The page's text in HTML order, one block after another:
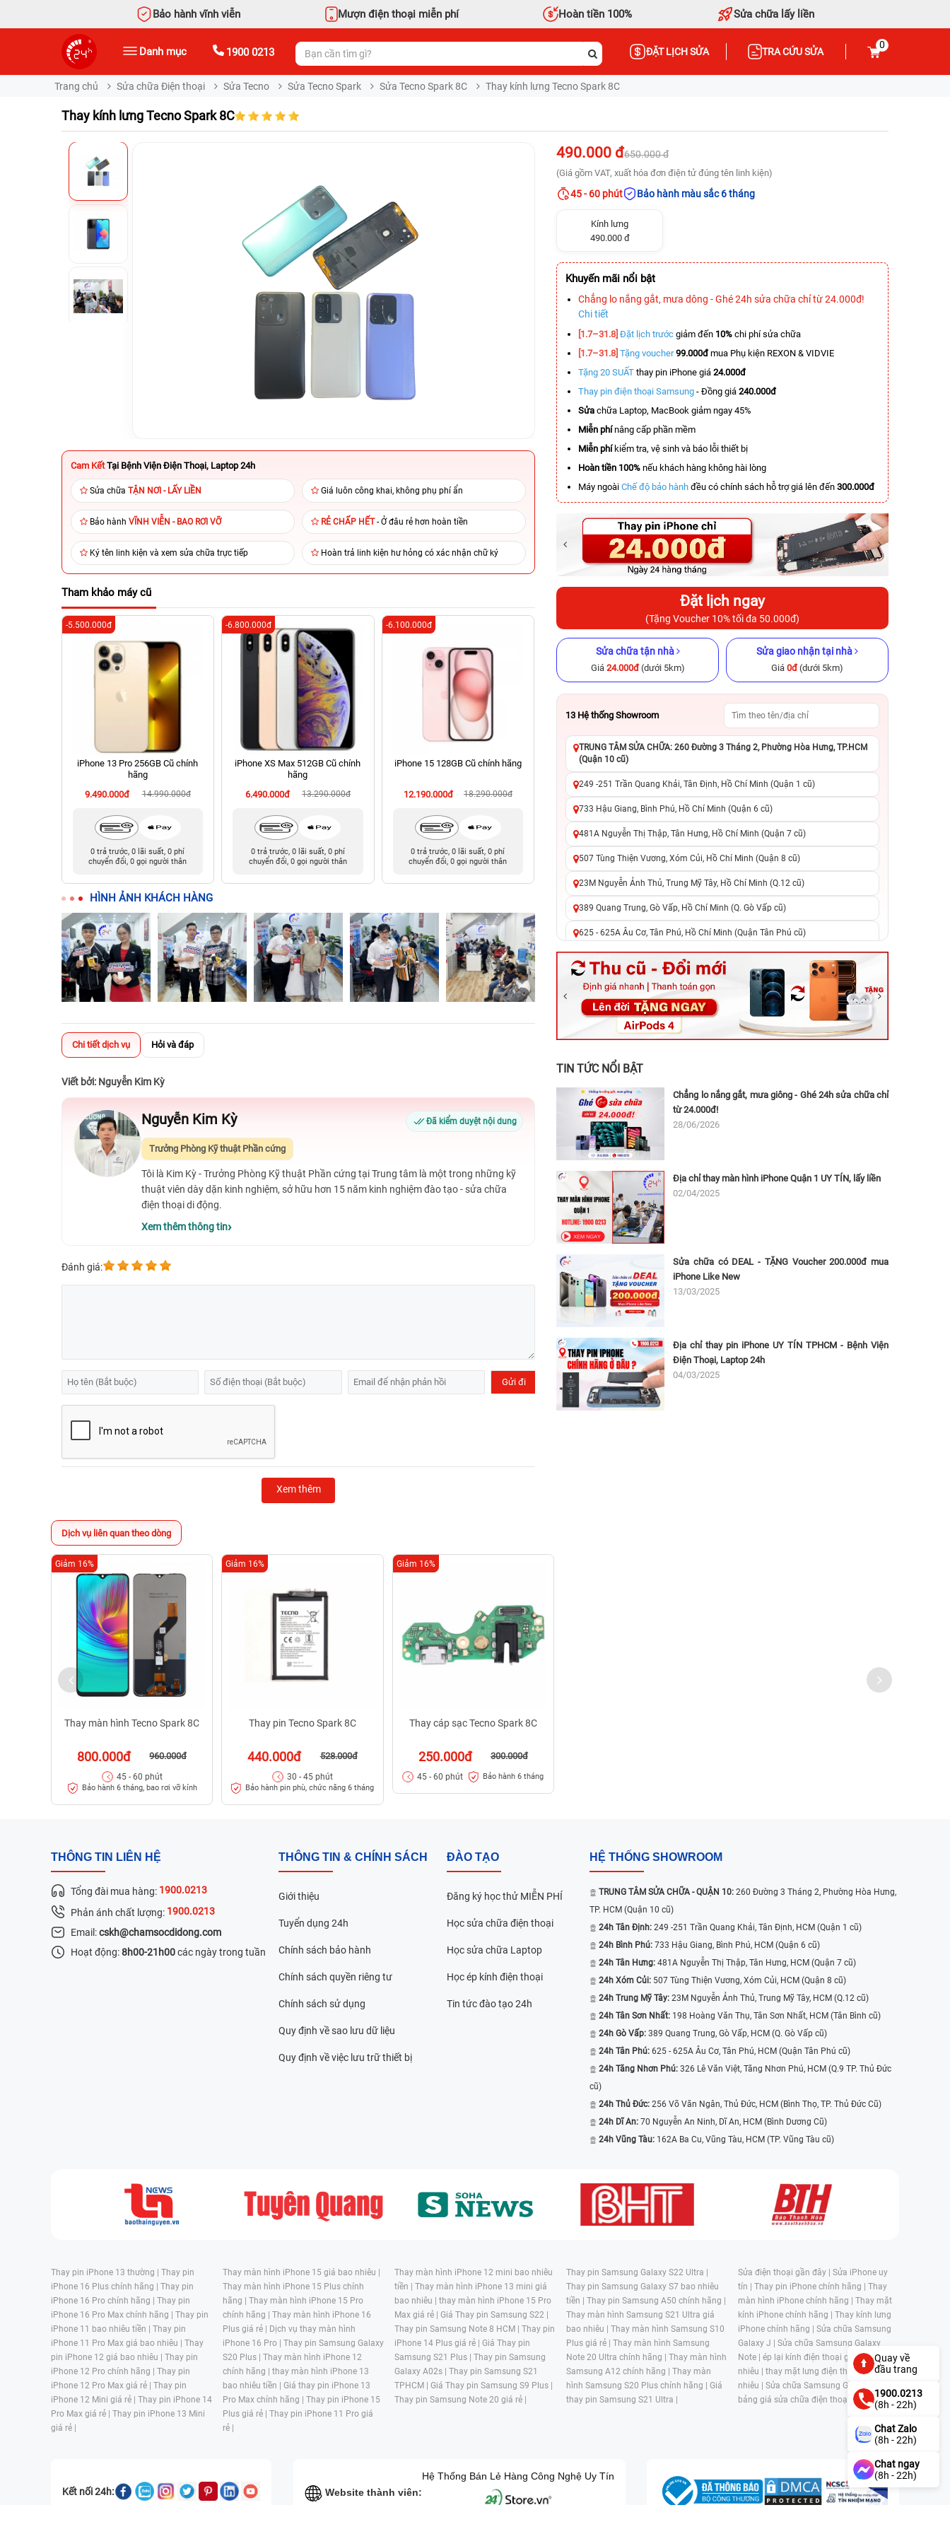
Bảo hành vĩnh viễn Mượn điện thoại miễn phí Hoàn tiền 100% Sửa chữa lấy liền
Danh mục 1900 0213 ĐẶT LỊCH SỬA TRA CỨU SỬA
0
Trang chủ Sửa chữa Điện thoại Sửa Tecno Sửa Tecno Spark Sửa Tecno Spark 8C Thay kính lưng Tecno Spark 8C
Thay kính lưng Tecno Spark 8C
Cam Kết Tại Bệnh Viện Điện Thoại, Laptop 24h
Sửa chữa TẬN NƠI - LẤY LIỀN Giá luôn công khai, không phụ phí ẩn
Bảo hành VĨNH VIỄN - BAO RƠI VỠ RẺ CHẤP HẾT- Ở đâu rẻ hơn hoàn tiền
Ký tên linh kiện và xem sửa chữa trực tiếp Hoàn trả linh kiện hư hỏng có xác nhận chữ ký
Tham khảo máy cũ
iPhone 13 Pro 256GB Cũ chính
hãng
9.490.000đ
14.990.000đ
-5.500.000đ
0 trả trước, 0 lãi suất, 0 phí
chuyển đổi, 0 gọi người thân
iPhone XS Max 512GB Cũ chính
hãng
6.490.000đ
13.290.000đ
-6.800.000đ
0 trả trước, 0 lãi suất, 0 phí
chuyển đổi, 0 gọi người thân
iPhone 15 128GB Cũ chính hãng
12.190.000đ 18.290.000đ
-6.100.000đ
0 trả trước, 0 lãi suất, 0 phí
chuyển đổi, 0 gọi người thân
iPhone 8 Plus 64GB Cũ chính
hãng
2.590.000đ
8.290.000đ
-5.700.000đ
chuyển đổi, 0 gọi người thân
14.790.000đ 22.490.000đ
-7.700.000đ
chuyển đổi, 0 gọi người thân
-5.900.000đ
HÌNH ẢNH KHÁCH HÀNG
Chi tiết dịch vụ Hỏi và đáp
Viết bởi: Nguyễn Kim Kỳ
Nguyễn Kim Kỳ Đã kiểm duyệt nội dung
Trưởng Phòng Kỹ thuật Phần cứng
Tôi là Kim Kỳ - Trưởng Phòng Kỹ thuật Phần cứng tại Trung tâm là một trong những kỹ
thuật viên dày dặn kinh nghiệm, sở hữu hơn 15 năm kinh nghiệm đào tạo - sửa chữa
điện thoại di động.
Xem thêm thông tin
Đánh giá:
Xem thêm
490.000 đ650.000 đ
(Giá gồm VAT, xuất hóa đơn điện tử đúng tên linh kiện)
45 - 60 phút Bảo hành màu sắc 6 tháng
Kính lưng
490.000 đ
Khuyến mãi nổi bật
Chẳng lo nắng gắt, mưa dông - Ghé 24h sửa chữa chỉ từ 24.000đ!
Chi tiết
[1.7–31.8] Đặt lịch trước giảm đến 10% chi phí sửa chữa
[1.7–31.8] Tặng voucher 99.000đmua Phụ kiện REXON & VIDVIE
Tặng 20 SUẤT thay pin iPhone giá 24.000đ
Thay pin điện thoại Samsung - Đồng giá 240.000đ
Sửa chữa Laptop, MacBook giảm ngay 45%
Miễn phínâng cấp phần mềm
Miễn phíkiểm tra, vệ sinh và báo lỗi thiết bị
Hoàn tiền 100% nếu khách hàng không hài lòng
Máy ngoài Chế độ bảo hành đều có chính sách hỗ trợ giá lên đến 300.000đ
Đặt lịch ngay
(Tặng Voucher 10% tối đa 50.000đ)
Sửa chữa tận nhà
Giá 24.000đ(dưới 5km)
Sửa giao nhận tại nhà
Giá 0đ(dưới 5km)
13 Hệ thống Showroom
TRUNG TÂM SỬA CHỮA: 260 Đường 3 Tháng 2, Phường Hòa Hưng, TP.HCM
(Quận 10 cũ)
249 -251 Trần Quang Khải, Tân Định, Hồ Chí Minh (Quận 1 cũ)
733 Hậu Giang, Bình Phú, Hồ Chí Minh (Quận 6 cũ)
481A Nguyễn Thị Thập, Tân Hưng, Hồ Chí Minh (Quận 7 cũ)
507 Tùng Thiện Vương, Xóm Củi, Hồ Chí Minh (Quận 8 cũ)
23M Nguyễn Ảnh Thủ, Trung Mỹ Tây, Hồ Chí Minh (Q.12 cũ)
389 Quang Trung, Gò Vấp, Hồ Chí Minh (Q. Gò Vấp cũ)
625 - 625A Âu Cơ, Tân Phú, Hồ Chí Minh (Quận Tân Phú cũ)
326 Lê Văn Việt, Tăng Nhơn Phú, Hồ Chí Minh (Q.9 TP. Thủ Đức cũ)
256 Võ Văn Ngân, Thủ Đức, Hồ Chí Minh (Bình Thọ, TP. Thủ Đức Cũ)
70 Nguyễn An Ninh, Dĩ An, Hồ Chí Minh (Bình Dương Cũ)
24h Vũng Tàu: 162A Ba Cu, Vũng Tàu, Hồ Chí Minh (TP. Vũng Tàu cũ)
TIN TỨC NỔI BẬT
Chẳng lo nắng gắt, mưa giông - Ghé 24h sửa chữa chỉ
từ 24.000đ!
28/06/2026
Địa chỉ thay màn hình iPhone Quận 1 UY TÍN, lấy liền
02/04/2025
Sửa chữa có DEAL - TẶNG Voucher 200.000đ mua
iPhone Like New
13/03/2025
Địa chỉ thay pin iPhone UY TÍN TPHCM - Bệnh Viện
Điện Thoại, Laptop 24h
04/03/2025
Dịch vụ liên quan theo dòng
Thay màn hình Tecno Spark 8C
800.000đ 960.000đ
Giảm 16%
45 - 60 phút
Bảo hành 6 tháng, bao rơi vỡ kính
Thay pin Tecno Spark 8C
440.000đ 528.000đ
Giảm 16%
30 - 45 phút
Bảo hành pin phù, chức năng 6 tháng
Thay cáp sạc Tecno Spark 8C
250.000đ 300.000đ
Giảm 16%
45 - 60 phút Bảo hành 6 tháng
THÔNG TIN LIÊN HỆ
Tổng đài mua hàng: 1900.0213
Phản ánh chất lượng: 1900.0213
Email:cskh@chamsocdidong.com
Hoạt động:8h00-21h00các ngày trong tuần
THÔNG TIN & CHÍNH SÁCH
Giới thiệu
Tuyển dụng 24h
Chính sách bảo hành
Chính sách quyền riêng tư
Chính sách sử dụng
Quy định về sao lưu dữ liệu
Quy định về việc lưu trữ thiết bị
ĐÀO TẠO
Đăng ký học thử MIỄN PHÍ
Học sửa chữa điện thoại
Học sửa chữa Laptop
Học ép kính điện thoại
Tin tức đào tạo 24h
HỆ THỐNG SHOWROOM
TRUNG TÂM SỬA CHỮA - QUẬN 10: 260 Đường 3 Tháng 2, Phường Hòa Hưng,
TP. HCM (Quận 10 cũ)
24h Tân Định: 249 -251 Trần Quang Khải, Tân Định, HCM (Quận 1 cũ)
24h Bình Phú: 733 Hậu Giang, Bình Phú, HCM (Quận 6 cũ)
24h Tân Hưng: 481A Nguyễn Thị Thập, Tân Hưng, HCM (Quận 7 cũ)
24h Xóm Củi: 507 Tùng Thiện Vương, Xóm Củi, HCM (Quận 8 cũ)
24h Trung Mỹ Tây: 23M Nguyễn Ảnh Thủ, Trung Mỹ Tây, HCM (Q.12 cũ)
24h Tân Sơn Nhất: 198 Hoàng Văn Thụ, Tân Sơn Nhất, HCM (Tân Bình cũ)
24h Gò Vấp: 389 Quang Trung, Gò Vấp, HCM (Q. Gò Vấp cũ)
24h Tân Phú: 625 - 625A Âu Cơ, Tân Phú, HCM (Quận Tân Phú cũ)
24h Tăng Nhơn Phú: 326 Lê Văn Việt, Tăng Nhơn Phú, HCM (Q.9 TP. Thủ Đức
cũ)
24h Thủ Đức: 256 Võ Văn Ngân, Thủ Đức, HCM (Bình Thọ, TP. Thủ Đức Cũ)
24h Dĩ An: 70 Nguyễn An Ninh, Dĩ An, HCM (Bình Dương Cũ)
24h Vũng Tàu: 162A Ba Cu, Vũng Tàu, HCM (TP. Vũng Tàu cũ)
Thay pin iPhone 13 thường | Thay pin
iPhone 16 Plus chính hãng | Thay pin
iPhone 16 Pro chính hãng | Thay pin
iPhone 16 Pro Max chính hãng | Thay pin
iPhone 11 bao nhiêu tiền | Thay pin
iPhone 11 Pro Max giá bao nhiêu | Thay
pin iPhone 12 giá bao nhiêu | Thay pin
iPhone 12 Pro chính hãng | Thay pin
iPhone 12 Pro Max giá rẻ | Thay pin
iPhone 12 Mini giá rẻ | Thay pin iPhone 14
Pro Max giá rẻ | Thay pin iPhone 13 Mini
giá rẻ |
Thay màn hình iPhone 15 giá bao nhiêu |
Thay màn hình iPhone 15 Plus chính
hãng | Thay màn hình iPhone 15 Pro
chính hãng | Thay màn hình iPhone 16
Plus giá rẻ | Dịch vụ thay màn hình
iPhone 16 Pro | Thay pin Samsung Galaxy
S20 Plus | Thay màn hình iPhone 12
chính hãng | thay màn hình iPhone 13
bao nhiêu tiền | Giá thay pin iPhone 13
Pro Max chính hãng | Thay pin iPhone 15
Plus giá rẻ | Thay pin iPhone 11 Pro giá
rẻ |
Thay màn hình iPhone 12 mini bao nhiêu
tiền | Thay màn hình iPhone 13 mini giá
bao nhiêu | thay màn hình iPhone 15 Pro
Max giá rẻ | Giá Thay pin Samsung S22 |
Thay pin Samsung Note 8 HCM | Thay pin
iPhone 14 Plus giá rẻ | Giá Thay pin
Samsung S21 Plus | Thay pin Samsung
Galaxy A02s | Thay pin Samsung S21
TPHCM | Giá Thay pin Samsung S9 Plus |
Thay pin Samsung Note 20 giá rẻ |
Thay pin Samsung Galaxy S22 Ultra |
Thay pin Samsung Galaxy S7 bao nhiêu
tiền | Thay pin Samsung A50 chính hãng |
Thay màn hình Samsung S21 Ultra giá
bao nhiêu | Thay màn hình Samsung S10
Plus giá rẻ | Thay màn hình Samsung
Note 20 Ultra chính hãng | Thay màn hình
Samsung A12 chính hãng | Thay màn
hình Samsung S20 Plus chính hãng | Giá
thay pin Samsung S21 Ultra |
Sửa điện thoại gần đây | Sửa iPhone uy
tín | Thay pin iPhone chính hãng | Thay
màn hình iPhone chính hãng | Thay mặt
kính iPhone chính hãng | Thay kính lưng
iPhone chính hãng | Sửa chữa Samsung
Galaxy J | Sửa chữa Samsung Galaxy
Note | ép lại kính điện thoại giá bao
nhiêu | thay mặt lưng điện thoại giá bao
nhiêu | Sửa chữa Samsung Galaxy S |
bảng giá sửa chữa điện thoại samsung |
Kết nối 24h: Website thành viên:
Hệ Thống Bán Lẻ Hàng Công Nghệ Uy Tín
Quay về
đầu trang
1900.0213
(8h - 22h)
Chat Zalo
(8h - 22h)
Chat ngay
(8h - 22h)